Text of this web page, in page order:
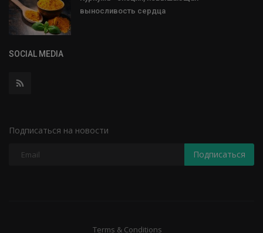
выносливость сердца
SOCIAL MEDIA
Подписаться на новости
Подписаться
Terms & Conditions